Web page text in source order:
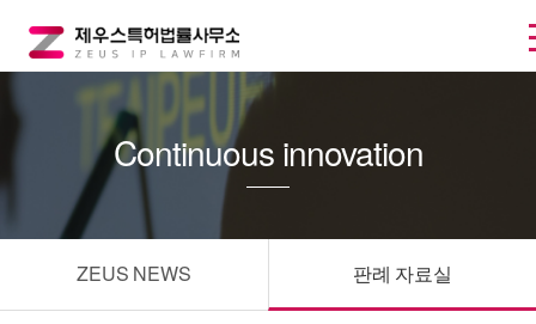
ZEUS NEWS 판례 자료실
Continuous innovation